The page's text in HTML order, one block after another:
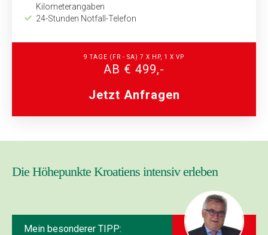
Kilometerangaben
24-Stunden Notfall-Telefon
9 TAGE (FR - SA) 7 X HP, 1 X VP
AB € 499,-
Jetzt Anfragen
Die Höhepunkte Kroatiens intensiv erleben
Mein besonderer TIPP: